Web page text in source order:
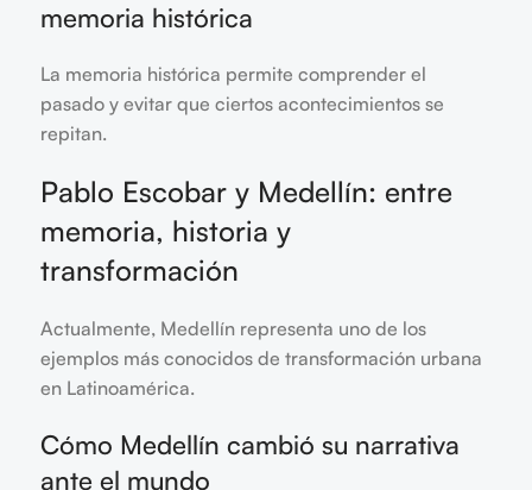
memoria histórica
La memoria histórica permite comprender el
pasado y evitar que ciertos acontecimientos se
repitan.
Pablo Escobar y Medellín: entre
memoria, historia y
transformación
Actualmente, Medellín representa uno de los
ejemplos más conocidos de transformación urbana
en Latinoamérica.
Cómo Medellín cambió su narrativa
ante el mundo